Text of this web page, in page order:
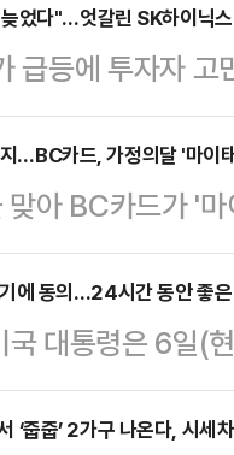
령을 향해 "온
키는 비속어를
있다"고 지적했
통령이 국무회
비읍시옷 욕한다'
한다"…
었다"…엇갈린 SK하이닉
급등에 투자자
.인공지능(AI)
이 지배적인 상황
목을 끌고 있다.7
일보다 15만
2일 종가 67만
확대 기대감이 주
…BC카드, 가정의달 '마이
아 BC카드가 '
로야구 티켓 할
택도 각양각색이
혜택을 선택하고
비스다.이벤트
(우리카드·하나
에 동의…24시간 동안 좋
란이 핵무기 포기에 동의했다
전 합의를 타결
백악관 행사에서
‘줍줍’ 2가구 나온다, 시세